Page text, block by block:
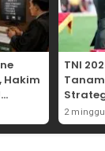
Hakim
TNI
2